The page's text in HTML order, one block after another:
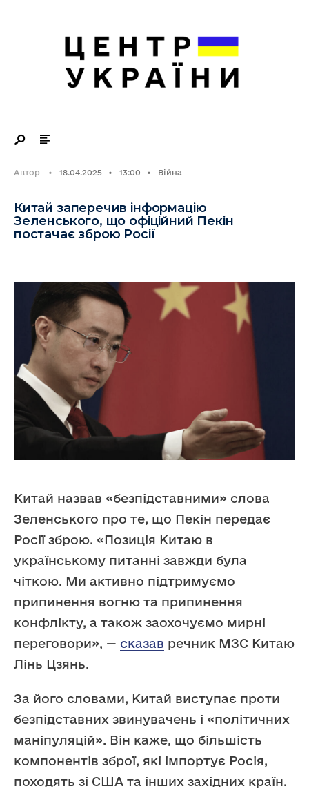
Автор • 18.04.2025 • 13:00 • Війна
Китай заперечив інформацію
Зеленського, що офіційний Пекін
постачає зброю Росії
Китай назвав «безпідставними» слова
Зеленського про те, що Пекін передає
Росії зброю. «Позиція Китаю в
українському питанні завжди була
чіткою. Ми активно підтримуємо
припинення вогню та припинення
конфлікту, а також заохочуємо мирні
переговори», — сказав речник МЗС Китаю
Лінь Цзянь.
За його словами, Китай виступає проти
безпідставних звинувачень і «політичних
маніпуляцій». Він каже, що більшість
компонентів зброї, які імпортує Росія,
походять зі США та інших західних країн.